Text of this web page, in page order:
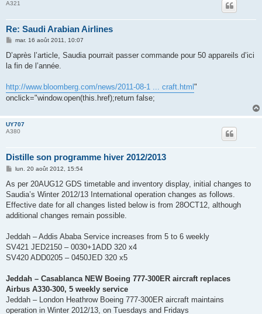
A321
Re: Saudi Arabian Airlines
M
s
a
mar. 16 août 2011, 10:07
D’après l’article, Saudia pourrait passer commande pour 50 appareils d’ici
la fin de l’année.
http://www.bloomberg.com/news/2011-08-1 ... craft.html "
onclick="window.open(this.href);return false;
UY707
A380
Distille son programme hiver 2012/2013
M
s
a
g
lun. 20 août 2012, 15:54
As per 20AUG12 GDS timetable and inventory display, initial changes to
Saudia’s Winter 2012/13 International operation changes as follows.
Effective date for all changes listed below is from 28OCT12, although
additional changes remain possible.
Jeddah – Addis Ababa Service increases from 5 to 6 weekly
SV421 JED2150 – 0030+1ADD 320 x4
SV420 ADD0205 – 0450JED 320 x5
Jeddah – Casablanca NEW Boeing 777-300ER aircraft replaces
Airbus A330-300, 5 weekly service
Jeddah – London Heathrow Boeing 777-300ER aircraft maintains
operation in Winter 2012/13, on Tuesdays and Fridays